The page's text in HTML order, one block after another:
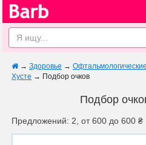
→ Здоровье →
Хусте → Подбор очков
Подбор
Предложений: 2, от 600 до 600 ₴